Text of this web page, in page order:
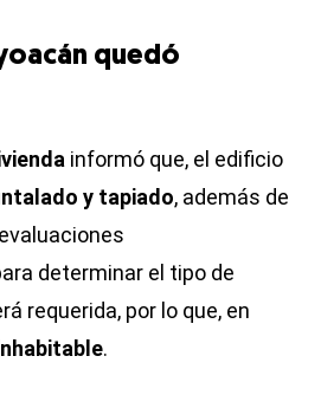
quedó
informó que, el edificio
y tapiado, además de
determinar el tipo de
requerida, por lo que, en
.